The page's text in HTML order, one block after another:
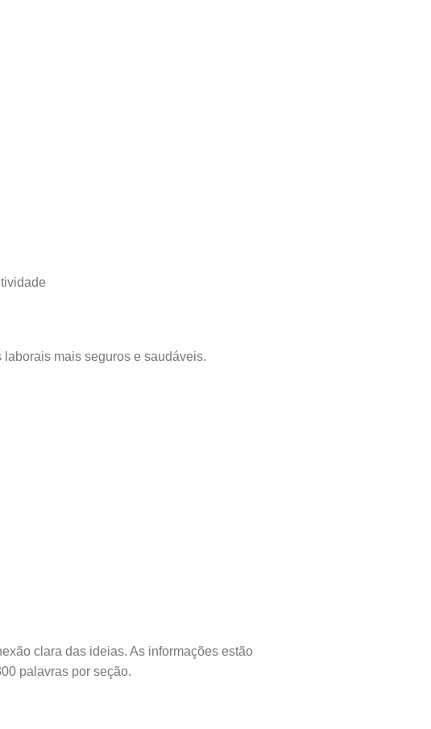
mais seguros e saudáveis.
clara das ideias. As informações estão
palavras por seção.